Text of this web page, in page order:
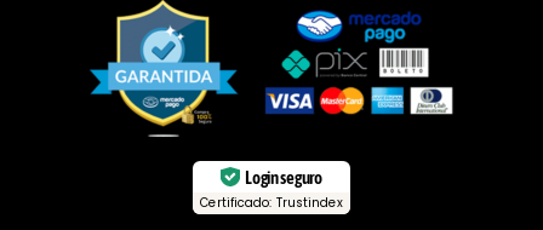
Login seguro
Certificado: Trustindex